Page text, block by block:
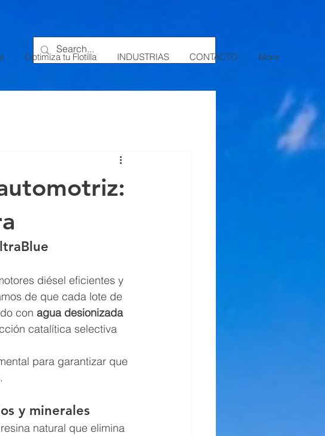
Optimiza tu Flotilla INDUSTRIAS CONTACTO More
diésel eficientes y
de que cada lote de
con agua desionizada
catalítica selectiva
para garantizar que
.
y minerales
natural que elimina